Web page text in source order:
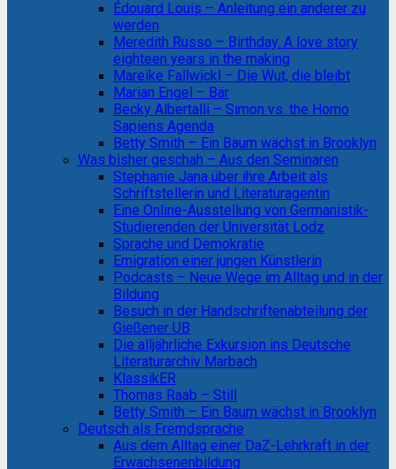
Édouard Louis – Anleitung ein anderer zu
werden
Meredith Russo – Birthday. A love story
eighteen years in the making
Mareike Fallwickl – Die Wut, die bleibt
Marian Engel – Bär
Becky Albertalli – Simon vs. the Homo
Sapiens Agenda
Betty Smith – Ein Baum wächst in Brooklyn
Was bisher geschah – Aus den Seminaren
Stephanie Jana über ihre Arbeit als
Schriftstellerin und Literaturagentin
Eine Online-Ausstellung von Germanistik-
Studierenden der Universität Lodz
Sprache und Demokratie
Emigration einer jungen Künstlerin
Podcasts – Neue Wege im Alltag und in der
Bildung
Besuch in der Handschriftenabteilung der
Gießener UB
Die alljährliche Exkursion ins Deutsche
Literaturarchiv Marbach
KlassikER
Thomas Raab – Still
Betty Smith – Ein Baum wächst in Brooklyn
Deutsch als Fremdsprache
Aus dem Alltag einer DaZ-Lehrkraft in der
Erwachsenenbildung